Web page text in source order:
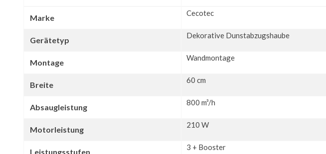
Marke Cecotec
Gerätetyp Dekorative Dunstabzugshaube
Montage Wandmontage
Breite 60 cm
Absaugleistung 800 m³/h
Motorleistung 210 W
Leistungsstufen 3 + Booster